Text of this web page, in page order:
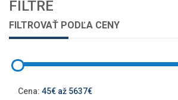
FILTRE
FILTROVAŤ PODĽA CENY
Cena: 45€ až 5637€